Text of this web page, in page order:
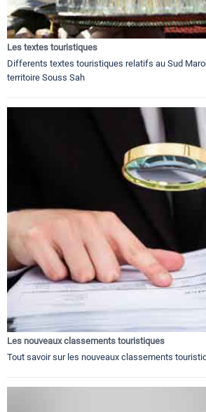
Les textes touristiques
Differents textes touristiques relatifs au Sud
territoire Souss Sah
Les nouveaux classements touristiques
Tout savoir sur les nouveaux classements